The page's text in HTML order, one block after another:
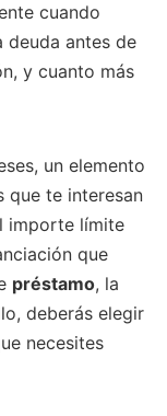
cuando
deuda antes de
y cuanto más
un elemento
que te interesan
importe límite
que
préstamo, la
deberás elegir
necesites